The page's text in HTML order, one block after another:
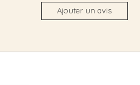
Ajouter un avis